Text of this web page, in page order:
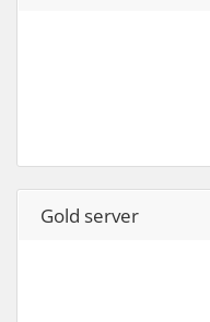
Gold server